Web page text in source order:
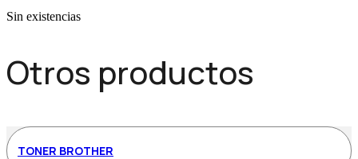
Sin existencias
Otros productos
TONER BROTHER